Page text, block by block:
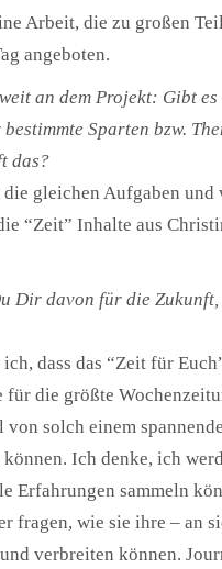
Arbeit, die zu großen
angeboten.
an dem Projekt: Gibt es
Sparten bzw.
das?
gleichen Aufgaben
“Zeit” Inhalte aus
Dir davon für die
dass das “Zeit für
die größte
solch einem
Ich denke, ich
Erfahrungen sammeln
fragen, wie sie ihre – an
verbreiten können.